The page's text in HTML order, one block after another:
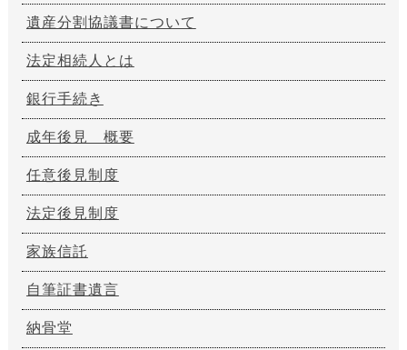
遺産分割協議書について
法定相続人とは
銀行手続き
成年後見 概要
任意後見制度
法定後見制度
家族信託
自筆証書遺言
納骨堂